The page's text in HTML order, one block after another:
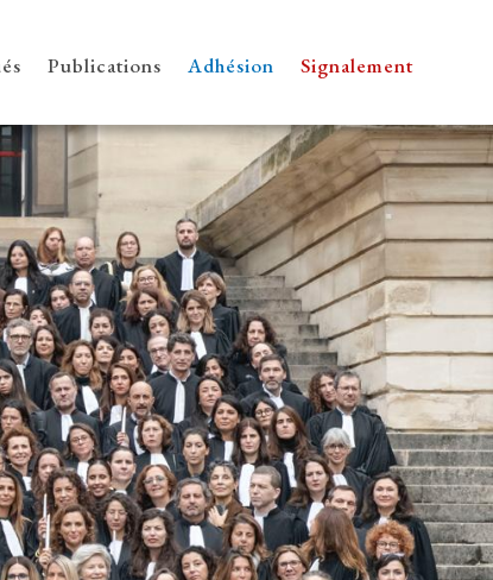
Publications Adhésion Signalement